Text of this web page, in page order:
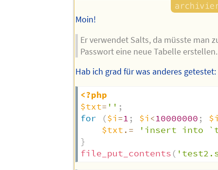
Moin!
Er verwendet Salts, da müsste man
Passwort eine neue Tabelle erstellen.
Hab ich grad für was anderes getestet:
<?php
$txt= '' ;
for
($i=1 ; $i <10000000 ;
$txt .=
'insert into
}
file_put_contents (